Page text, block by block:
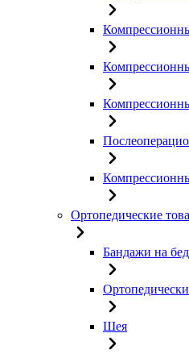
Ортопедические
Бандажи на
Шея